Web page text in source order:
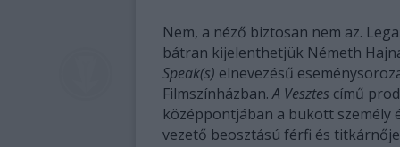
Nem, a néző biztosan nem az.
bátran kijelenthetjük Németh
Speak(s) elnevezésű
Filmszínházban.A Vesztes című
középpontjában a bukott személy
vezető beosztású férfi és